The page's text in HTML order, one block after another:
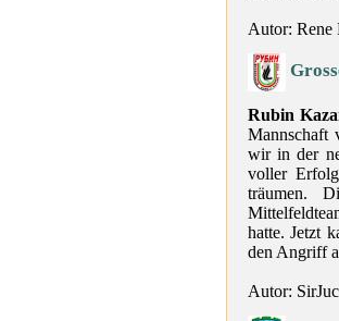
Autor: Rene
Rubin
Mannschaft
wir in der
voller
träumen.
hatte. Jetzt
den Angriff
Autor: